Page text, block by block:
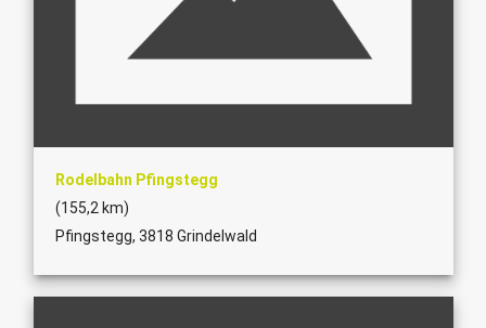
Rodelbahn Pfingstegg
(155,2 km)
Pfingstegg, 3818 Grindelwald